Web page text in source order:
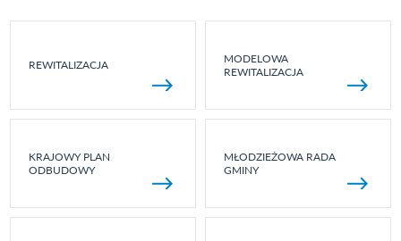
REWITALIZACJA
MODELOWA
REWITALIZACJA
KRAJOWY PLAN
ODBUDOWY
MŁODZIEŻOWA RADA
GMINY